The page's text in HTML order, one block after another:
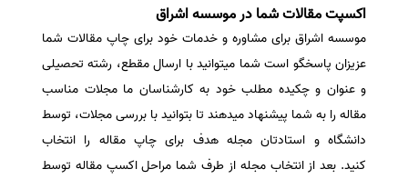
اکسپت مقالات شما در موسسه اشراق
موسسه اشراق برای مشاوره و خدمات خود برای چاپ مقالات شما
عزیزان پاسخگو است شما میتوانید با ارسال مقطع، رشته تحصیلی
و عنوان و چکیده مطلب خود به کارشناسان ما مجلات مناسب
مقاله را به شما پیشنهاد میدهند تا بتوانید با بررسی مجلات، توسط
دانشگاه و استادتان مجله هدف برای چاپ مقاله را انتخاب
کنید. بعد از انتخاب مجله از طرف شما مراحل اکسپ مقاله توسط